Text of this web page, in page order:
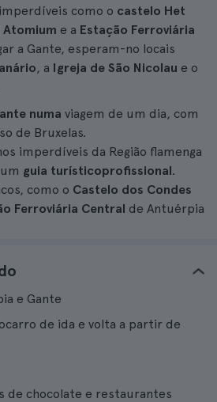
como o castelo Het
Atomium e a Estação Ferroviária
a Gante, esperam-no locais
, a Igreja de São Nicolau e o
numa viagem de um dia, com
de Bruxelas.
imperdíveis da Região flamenga
guia turísticoprofissional.
como o Castelo dos Condes
Ferroviária Central de Antuérpia
e Gante
de ida e volta a partir de
de chocolate e restaurantes